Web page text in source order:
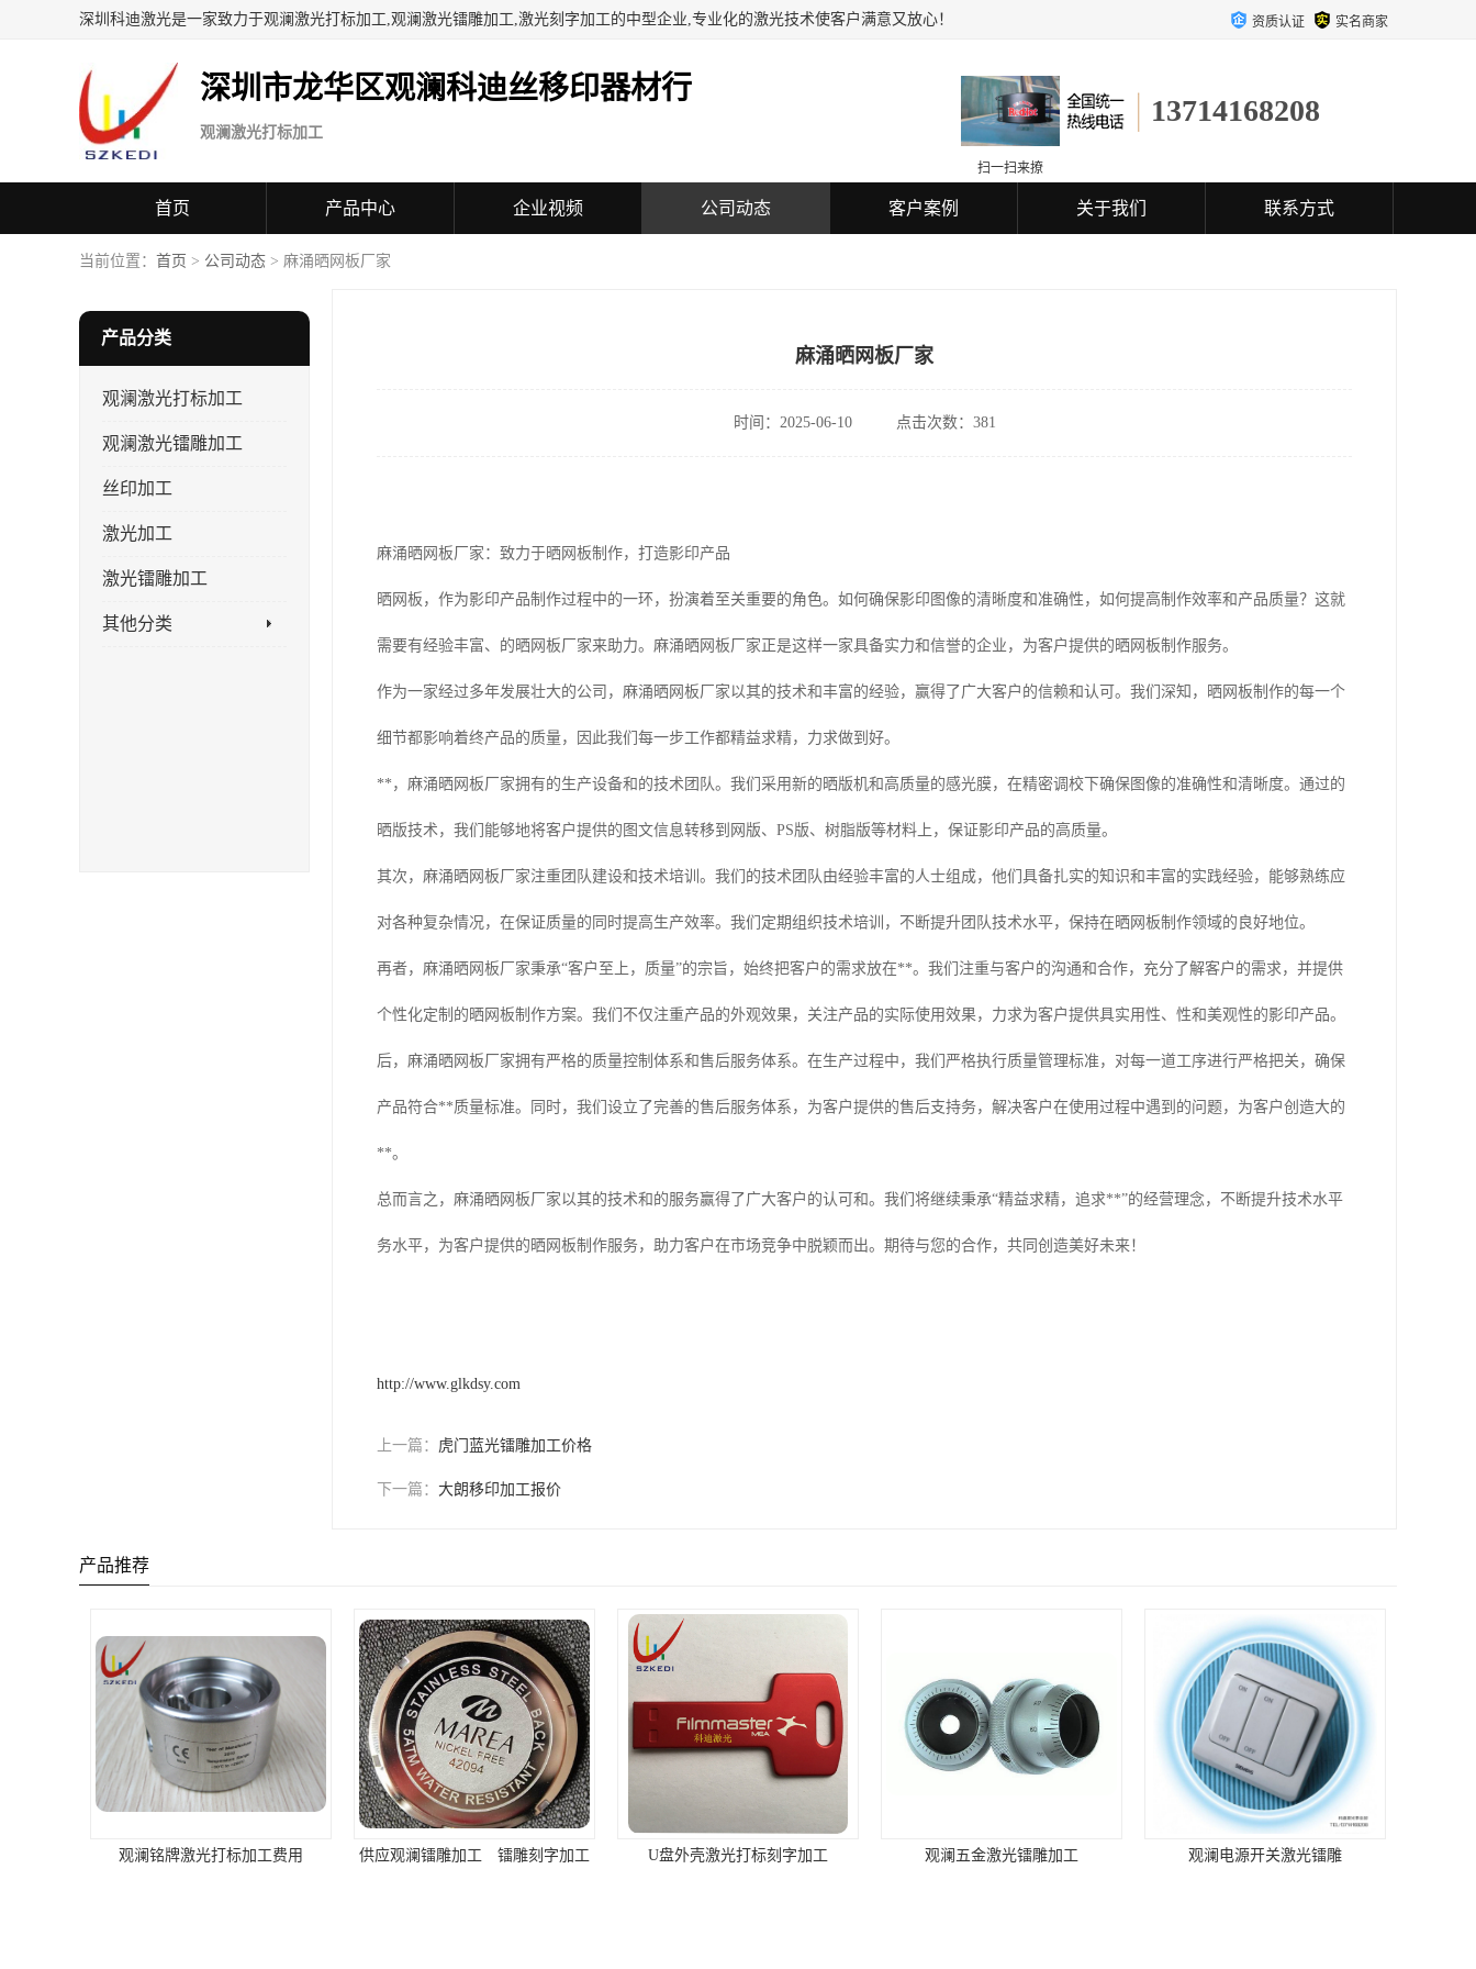
深圳科迪激光是一家致力于观澜激光打标加工,观澜激光镭雕加工,激光刻字加工的中型企业,专业化的激光技术使客户满意又放心！ 资质认证 实名商家
深圳市龙华区观澜科迪丝移印器材行
观澜激光打标加工
13714168208
扫一扫来撩
首页 产品中心 企业视频 公司动态 客户案例 关于我们 联系方式
当前位置： 首页 > 公司动态 > 麻涌晒网板厂家
产品分类
观澜激光打标加工
观澜激光镭雕加工
丝印加工
激光加工
激光镭雕加工
其他分类
麻涌晒网板厂家
时间：2025-06-10 点击次数：381
麻涌晒网板厂家：致力于晒网板制作，打造影印产品
晒网板，作为影印产品制作过程中的一环，扮演着至关重要的角色。如何确保影印图像的清晰度和准确性，如何提高制作效率和产品质量？这就
需要有经验丰富、的晒网板厂家来助力。麻涌晒网板厂家正是这样一家具备实力和信誉的企业，为客户提供的晒网板制作服务。
作为一家经过多年发展壮大的公司，麻涌晒网板厂家以其的技术和丰富的经验，赢得了广大客户的信赖和认可。我们深知，晒网板制作的每一个
细节都影响着终产品的质量，因此我们每一步工作都精益求精，力求做到好。
**，麻涌晒网板厂家拥有的生产设备和的技术团队。我们采用新的晒版机和高质量的感光膜，在精密调校下确保图像的准确性和清晰度。通过的
晒版技术，我们能够地将客户提供的图文信息转移到网版、PS版、树脂版等材料上，保证影印产品的高质量。
其次，麻涌晒网板厂家注重团队建设和技术培训。我们的技术团队由经验丰富的人士组成，他们具备扎实的知识和丰富的实践经验，能够熟练应
对各种复杂情况，在保证质量的同时提高生产效率。我们定期组织技术培训，不断提升团队技术水平，保持在晒网板制作领域的良好地位。
再者，麻涌晒网板厂家秉承“客户至上，质量”的宗旨，始终把客户的需求放在**。我们注重与客户的沟通和合作，充分了解客户的需求，并提供
个性化定制的晒网板制作方案。我们不仅注重产品的外观效果，关注产品的实际使用效果，力求为客户提供具实用性、性和美观性的影印产品。
后，麻涌晒网板厂家拥有严格的质量控制体系和售后服务体系。在生产过程中，我们严格执行质量管理标准，对每一道工序进行严格把关，确保
产品符合**质量标准。同时，我们设立了完善的售后服务体系，为客户提供的售后支持务，解决客户在使用过程中遇到的问题，为客户创造大的
**。
总而言之，麻涌晒网板厂家以其的技术和的服务赢得了广大客户的认可和。我们将继续秉承“精益求精，追求**”的经营理念，不断提升技术水平
务水平，为客户提供的晒网板制作服务，助力客户在市场竞争中脱颖而出。期待与您的合作，共同创造美好未来！
http://www.glkdsy.com
上一篇： 虎门蓝光镭雕加工价格
下一篇： 大朗移印加工报价
产品推荐
观澜铭牌激光打标加工费用 供应观澜镭雕加工 镭雕刻字加工 U盘外壳激光打标刻字加工 观澜五金激光镭雕加工 观澜电源开关激光镭雕